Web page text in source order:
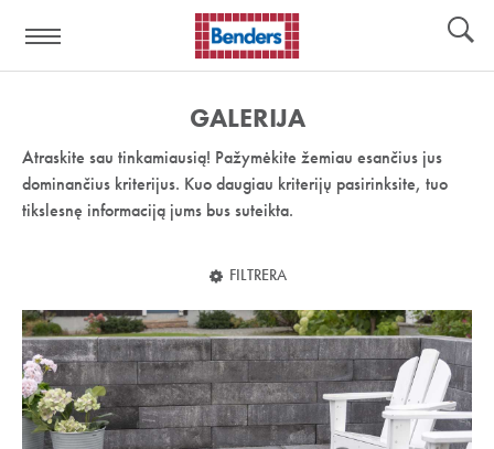
nuoroda:
GALERIJA
Atraskite sau tinkamiausią! Pažymėkite žemiau esančius jus
dominančius kriterijus. Kuo daugiau kriterijų pasirinksite, tuo
tikslesnę informaciją jums bus suteikta.
FILTRERA